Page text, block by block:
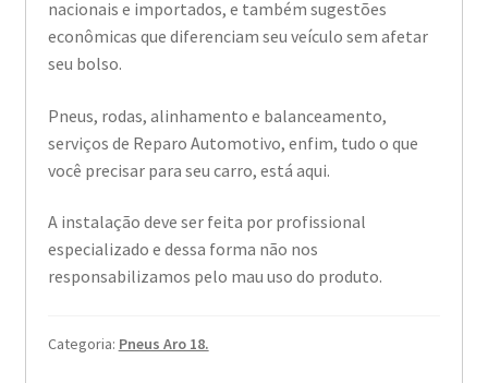
nacionais e importados, e também sugestões
econômicas que diferenciam seu veículo sem afetar
seu bolso.
Pneus, rodas, alinhamento e balanceamento,
serviços de Reparo Automotivo, enfim, tudo o que
você precisar para seu carro, está aqui.
A instalação deve ser feita por profissional
especializado e dessa forma não nos
responsabilizamos pelo mau uso do produto.
Categoria: Pneus Aro 18.